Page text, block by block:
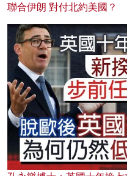
聯合伊朗 對付北約美國？